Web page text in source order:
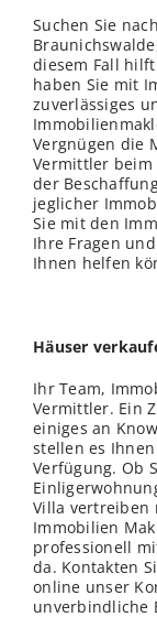
Suchen Sie
diesem Fall
haben Sie mit
zuverlässiges
Vergnügen die
Vermittler beim
der
jeglicher
Sie mit den
Ihre Fragen
Ihnen helfen
Häuser
Ihr Team,
Vermittler. Ein
einiges an
stellen es
Verfügung. Ob
Villa vertreiben
Immobilien
professionell
da. Kontakten
online unser
unverbindliche